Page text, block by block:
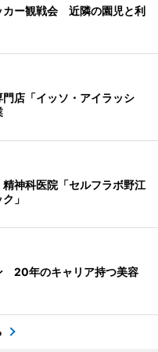
カー観戦会 近隣の園児と利
店「イッソ・アイラッシ
神科医院「セルフラボ野江
」
20年のキャリア持つ美容